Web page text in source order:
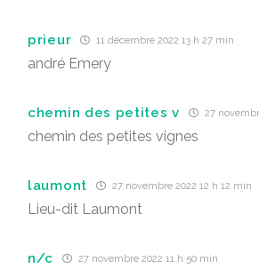
prieur 11 décembre 2022 13 h 27 min
andré Emery
chemin des petites v 27
chemin des petites vignes
laumont 27 novembre 2022 12 h 12 min
Lieu-dit Laumont
n/c 27 novembre 2022 11 h 50 min